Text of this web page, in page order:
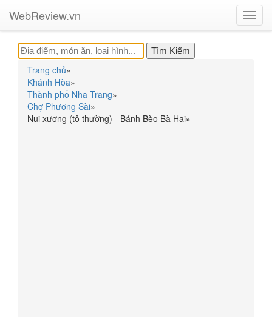
WebReview.vn
Trang chủ»
Khánh Hòa»
Thành phố Nha Trang»
Chợ Phương Sài»
Nui xương (tô thường) - Bánh Bèo Bà Hai»